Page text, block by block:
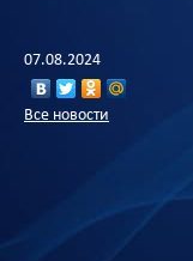
07.08.2024
Все новости